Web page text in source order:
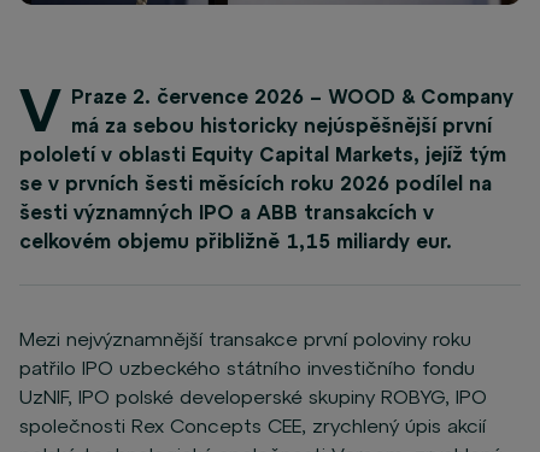
V
Praze 2. července 2026 – WOOD & Company
má za sebou historicky nejúspěšnější první
pololetí v oblasti Equity Capital Markets, jejíž tým
se v prvních šesti měsících roku 2026 podílel na
šesti významných IPO a ABB transakcích v
celkovém objemu přibližně 1,15 miliardy eur.
Mezi nejvýznamnější transakce první poloviny roku
patřilo IPO uzbeckého státního investičního fondu
UzNIF, IPO polské developerské skupiny ROBYG, IPO
společnosti Rex Concepts CEE, zrychlený úpis akcií